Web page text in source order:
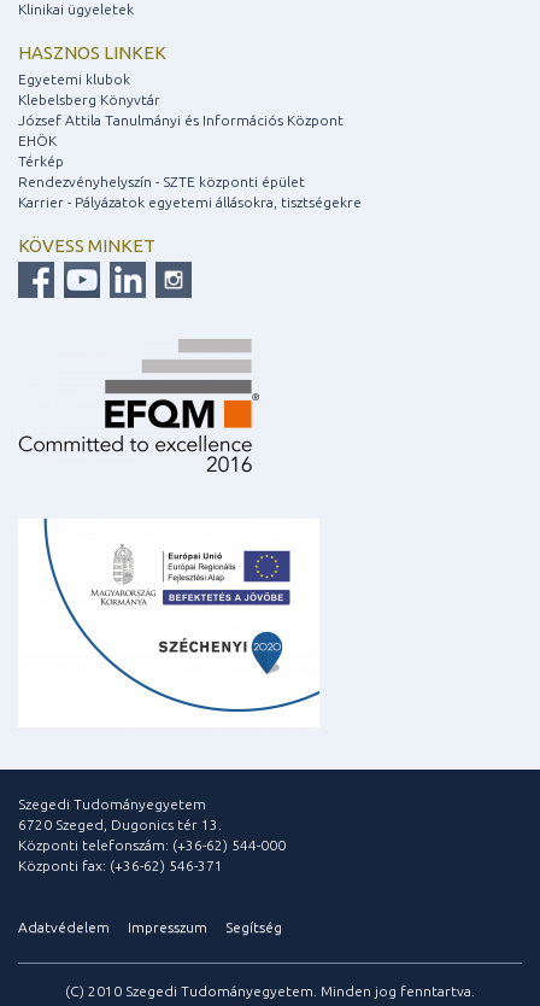
Klinikai ügyeletek
HASZNOS LINKEK
Egyetemi klubok
Klebelsberg Könyvtár
József Attila Tanulmányi és Információs Központ
EHÖK
Térkép
Rendezvényhelyszín - SZTE központi épület
Karrier - Pályázatok egyetemi állásokra, tisztségekre
KÖVESS MINKET
Szegedi Tudományegyetem
6720 Szeged, Dugonics tér 13.
Központi telefonszám: (+36-62) 544-000
Központi fax: (+36-62) 546-371
Adatvédelem Impresszum Segítség
(C) 2010 Szegedi Tudományegyetem. Minden jog fenntartva.